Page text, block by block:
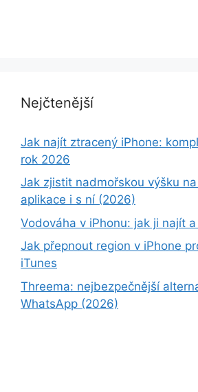
Nejčtenější
Jak najít ztracený iPhone:
rok 2026
Jak zjistit nadmořskou výšku
aplikace i s ní (2026)
Vodováha v iPhonu: jak ji najít
Jak přepnout region v iPhone
iTunes
Threema: nejbezpečnější
WhatsApp (2026)